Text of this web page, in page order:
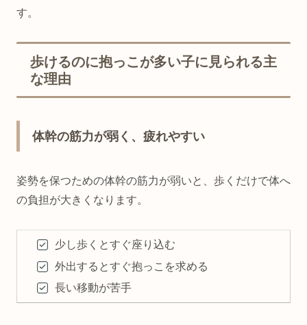
す。
歩けるのに抱っこが多い子に見られる主
な理由
体幹の筋力が弱く、疲れやすい
姿勢を保つための体幹の筋力が弱いと、歩くだけで体へ
の負担が大きくなります。
少し歩くとすぐ座り込む
外出するとすぐ抱っこを求める
長い移動が苦手